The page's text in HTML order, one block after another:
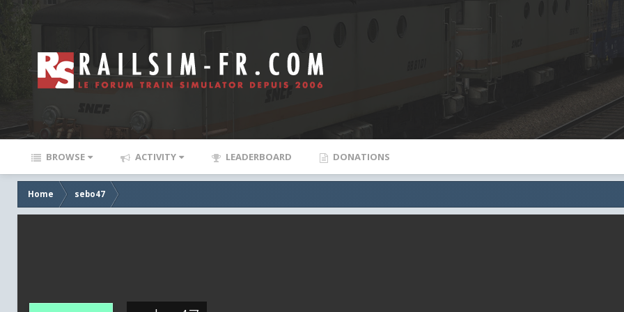
BROWSE ACTIVITY LEADERBOARD DONATIONS
Home sebo47